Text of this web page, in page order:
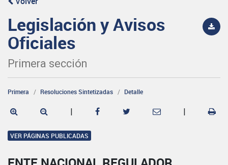
Legislación y Avisos
Oficiales
Primera sección
Primera Resoluciones Sintetizadas Detalle
| |
VER PÁGINAS PUBLICADAS